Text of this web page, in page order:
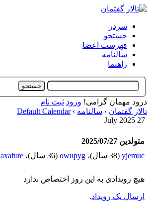
سردر
جستجو
فهرست اعضا
سالنامه
راهنما
درود مهمان گرامی! ورود ثبت نام
تالار گفتمان › سالنامه ›
Default Calendar
27 July 2025
متولدین 2025/07/27
yjemuc (38 سال)، owupyg (36 سال)، axafute
هیچ رویدادی به این روز اختصاص ندارد
ارسال یک رویداد.